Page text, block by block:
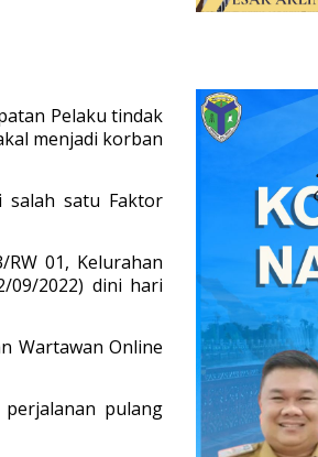
Pelaku tindak
menjadi korban
salah satu Faktor
01, Kelurahan
09/2022) dini hari
Wartawan Online
pulang